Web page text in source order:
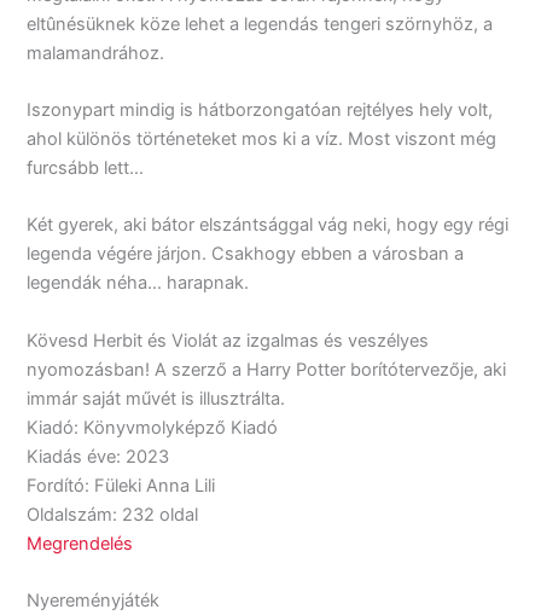
eltûnésüknek köze lehet a legendás tengeri szörnyhöz, a
malamandrához.
Iszonypart mindig is hátborzongatóan rejtélyes hely volt,
ahol különös történeteket mos ki a víz. Most viszont még
furcsább lett…
Két gyerek, aki bátor elszántsággal vág neki, hogy egy régi
legenda végére járjon. Csakhogy ebben a városban a
legendák néha… harapnak.
Kövesd Herbit és Violát az izgalmas és veszélyes
nyomozásban! A szerző a Harry Potter borítótervezője, aki
immár saját művét is illusztrálta.
Kiadó: Könyvmolyképző Kiadó
Kiadás éve: 2023
Fordító: Füleki Anna Lili
Oldalszám: 232 oldal
Megrendelés
Nyereményjáték